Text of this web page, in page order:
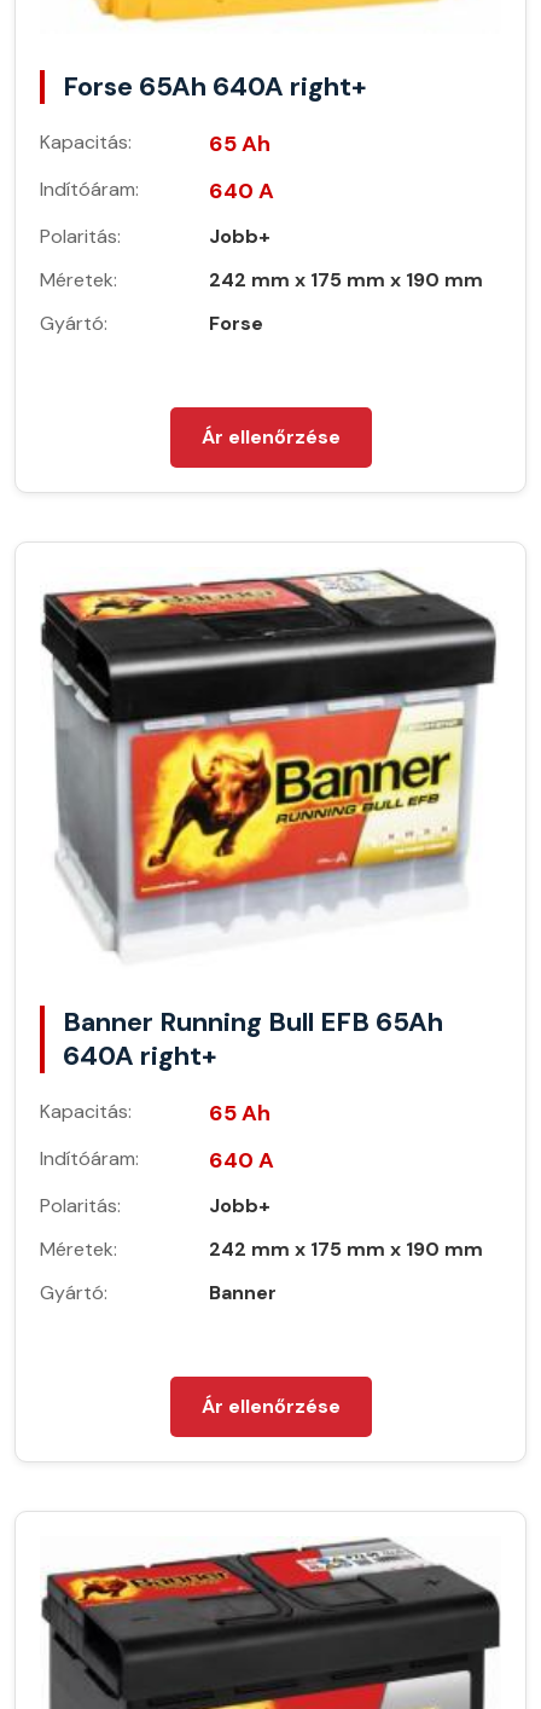
Forse 65Ah 640A right+
Kapacitás: 65 Ah
Indítóáram: 640 A
Polaritás:
Jobb+
Méretek:
242 mm x 175 mm x 190 mm
Gyártó:
Forse
Ár ellenőrzése
Banner Running Bull EFB 65Ah
640A right+
Kapacitás: 65 Ah
Indítóáram: 640 A
Polaritás:
Jobb+
Méretek:
242 mm x 175 mm x 190 mm
Gyártó:
Banner
Ár ellenőrzése